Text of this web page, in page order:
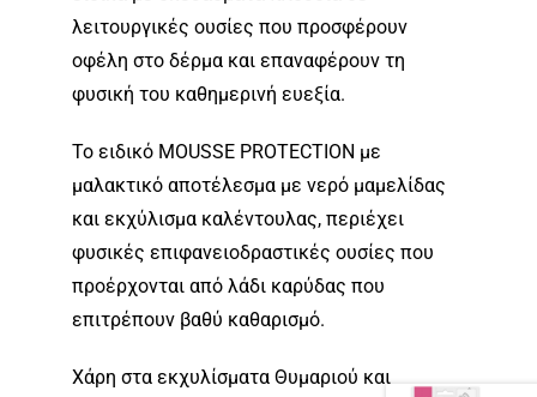
λειτουργικές ουσίες που προσφέρουν
οφέλη στο δέρμα και επαναφέρουν τη
φυσική του καθημερινή ευεξία.
Το ειδικό MOUSSE PROTECTION με
μαλακτικό αποτέλεσμα με νερό μαμελίδας
και εκχύλισμα καλέντουλας, περιέχει
φυσικές επιφανειοδραστικές ουσίες που
προέρχονται από λάδι καρύδας που
επιτρέπουν βαθύ καθαρισμό.
Χάρη στα εκχυλίσματα Θυμαριού και